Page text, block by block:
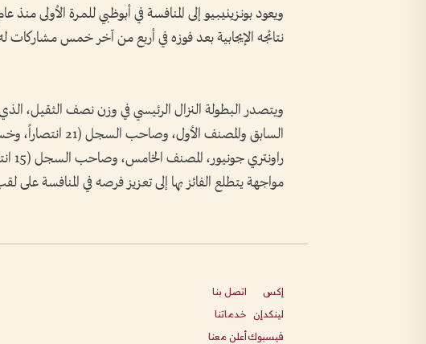
نتائجه الإيجابية بعد فوزه في أربع من آخر خمس مشاركات
ويتصدر البطولة النزال الرئيسي في وزن نصف الثقيل،
السابق والمصنف
مواجهة يتطلع الفائز بها إلى تعزيز فرصه في المنافسة على
إكس
لينكدإن
فيسبوك
اتصل بنا
خدماتنا
أعلن معنا